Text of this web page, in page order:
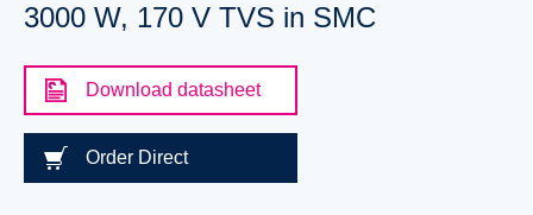
3000 W, 170 V TVS in SMC
Download datasheet
Order Direct